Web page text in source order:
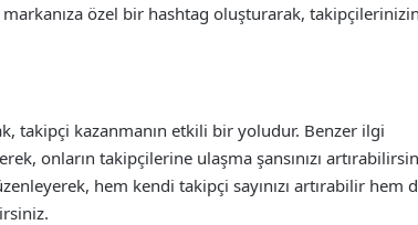
özel bir hashtag oluşturarak,
takipçi kazanmanın etkili bir yoludur. Benzer ilgi
onların takipçilerine ulaşma şansınızı
hem kendi takipçi sayınızı artırabilir hem